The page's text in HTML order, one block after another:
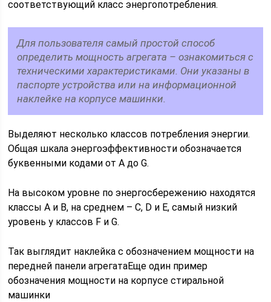
соответствующий класс энергопотребления.
Для пользователя самый простой способ
определить мощность агрегата – ознакомиться с
техническими характеристиками. Они указаны в
паспорте устройства или на информационной
наклейке на корпусе машинки.
Выделяют несколько классов потребления энергии.
Общая шкала энергоэффективности обозначается
буквенными кодами от A до G.
На высоком уровне по энергосбережению находятся
классы А и В, на среднем – C, D и E, самый низкий
уровень у классов F и G.
Так выглядит наклейка с обозначением мощности на
передней панели агрегатаЕще один пример
обозначения мощности на корпусе стиральной
машинки